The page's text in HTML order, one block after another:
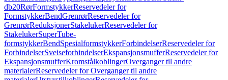
db20RørFormstykkerReservedeler for
FormstykkerBendGrenrørReservedeler for
GrenrørReduksjonerStakelukerReservedeler for
StakelukerSuperTube-
formstykkerBendSpesialformstykkerForbindelserReservedeler for
ForbindelserSveiseforbindelserEkspansjonsmufferReservedeler for
EkspansjonsmufferKromstålkoblingerOverganger til andre
materialerReservedeler for Overganger til andre